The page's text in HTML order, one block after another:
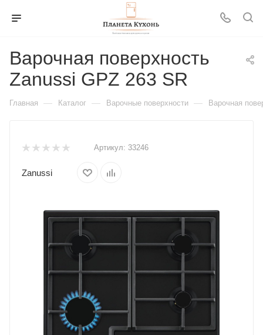
Варочная поверхность
Zanussi GPZ 263 SR
Главная — Каталог — Варочные поверхности — Варочная
Артикул: 33246
Zanussi